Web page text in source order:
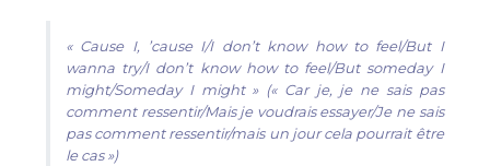
« Cause I, ’cause I/I don’t know how to feel/But I
wanna try/I don’t know how to feel/But someday I
might/Someday I might » (« Car je, je ne sais pas
comment ressentir/Mais je voudrais essayer/Je ne sais
pas comment ressentir/mais un jour cela pourrait être
le cas »)